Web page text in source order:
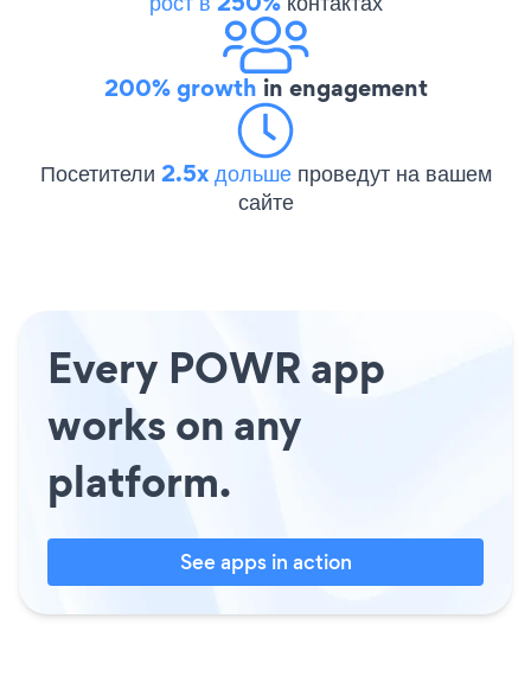
200% growth in engagement
Посетители 2.5x дольше проведут на вашем
сайте
Every POWR app
works on any
platform.
See apps in action